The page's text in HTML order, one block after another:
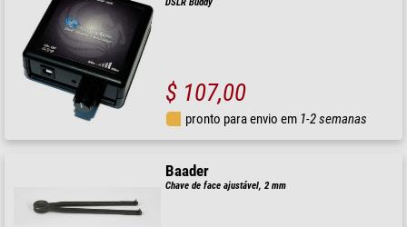
$ 107,00
pronto para envio em 1-2 semanas
Baader
Chave de face ajustável, 2 mm